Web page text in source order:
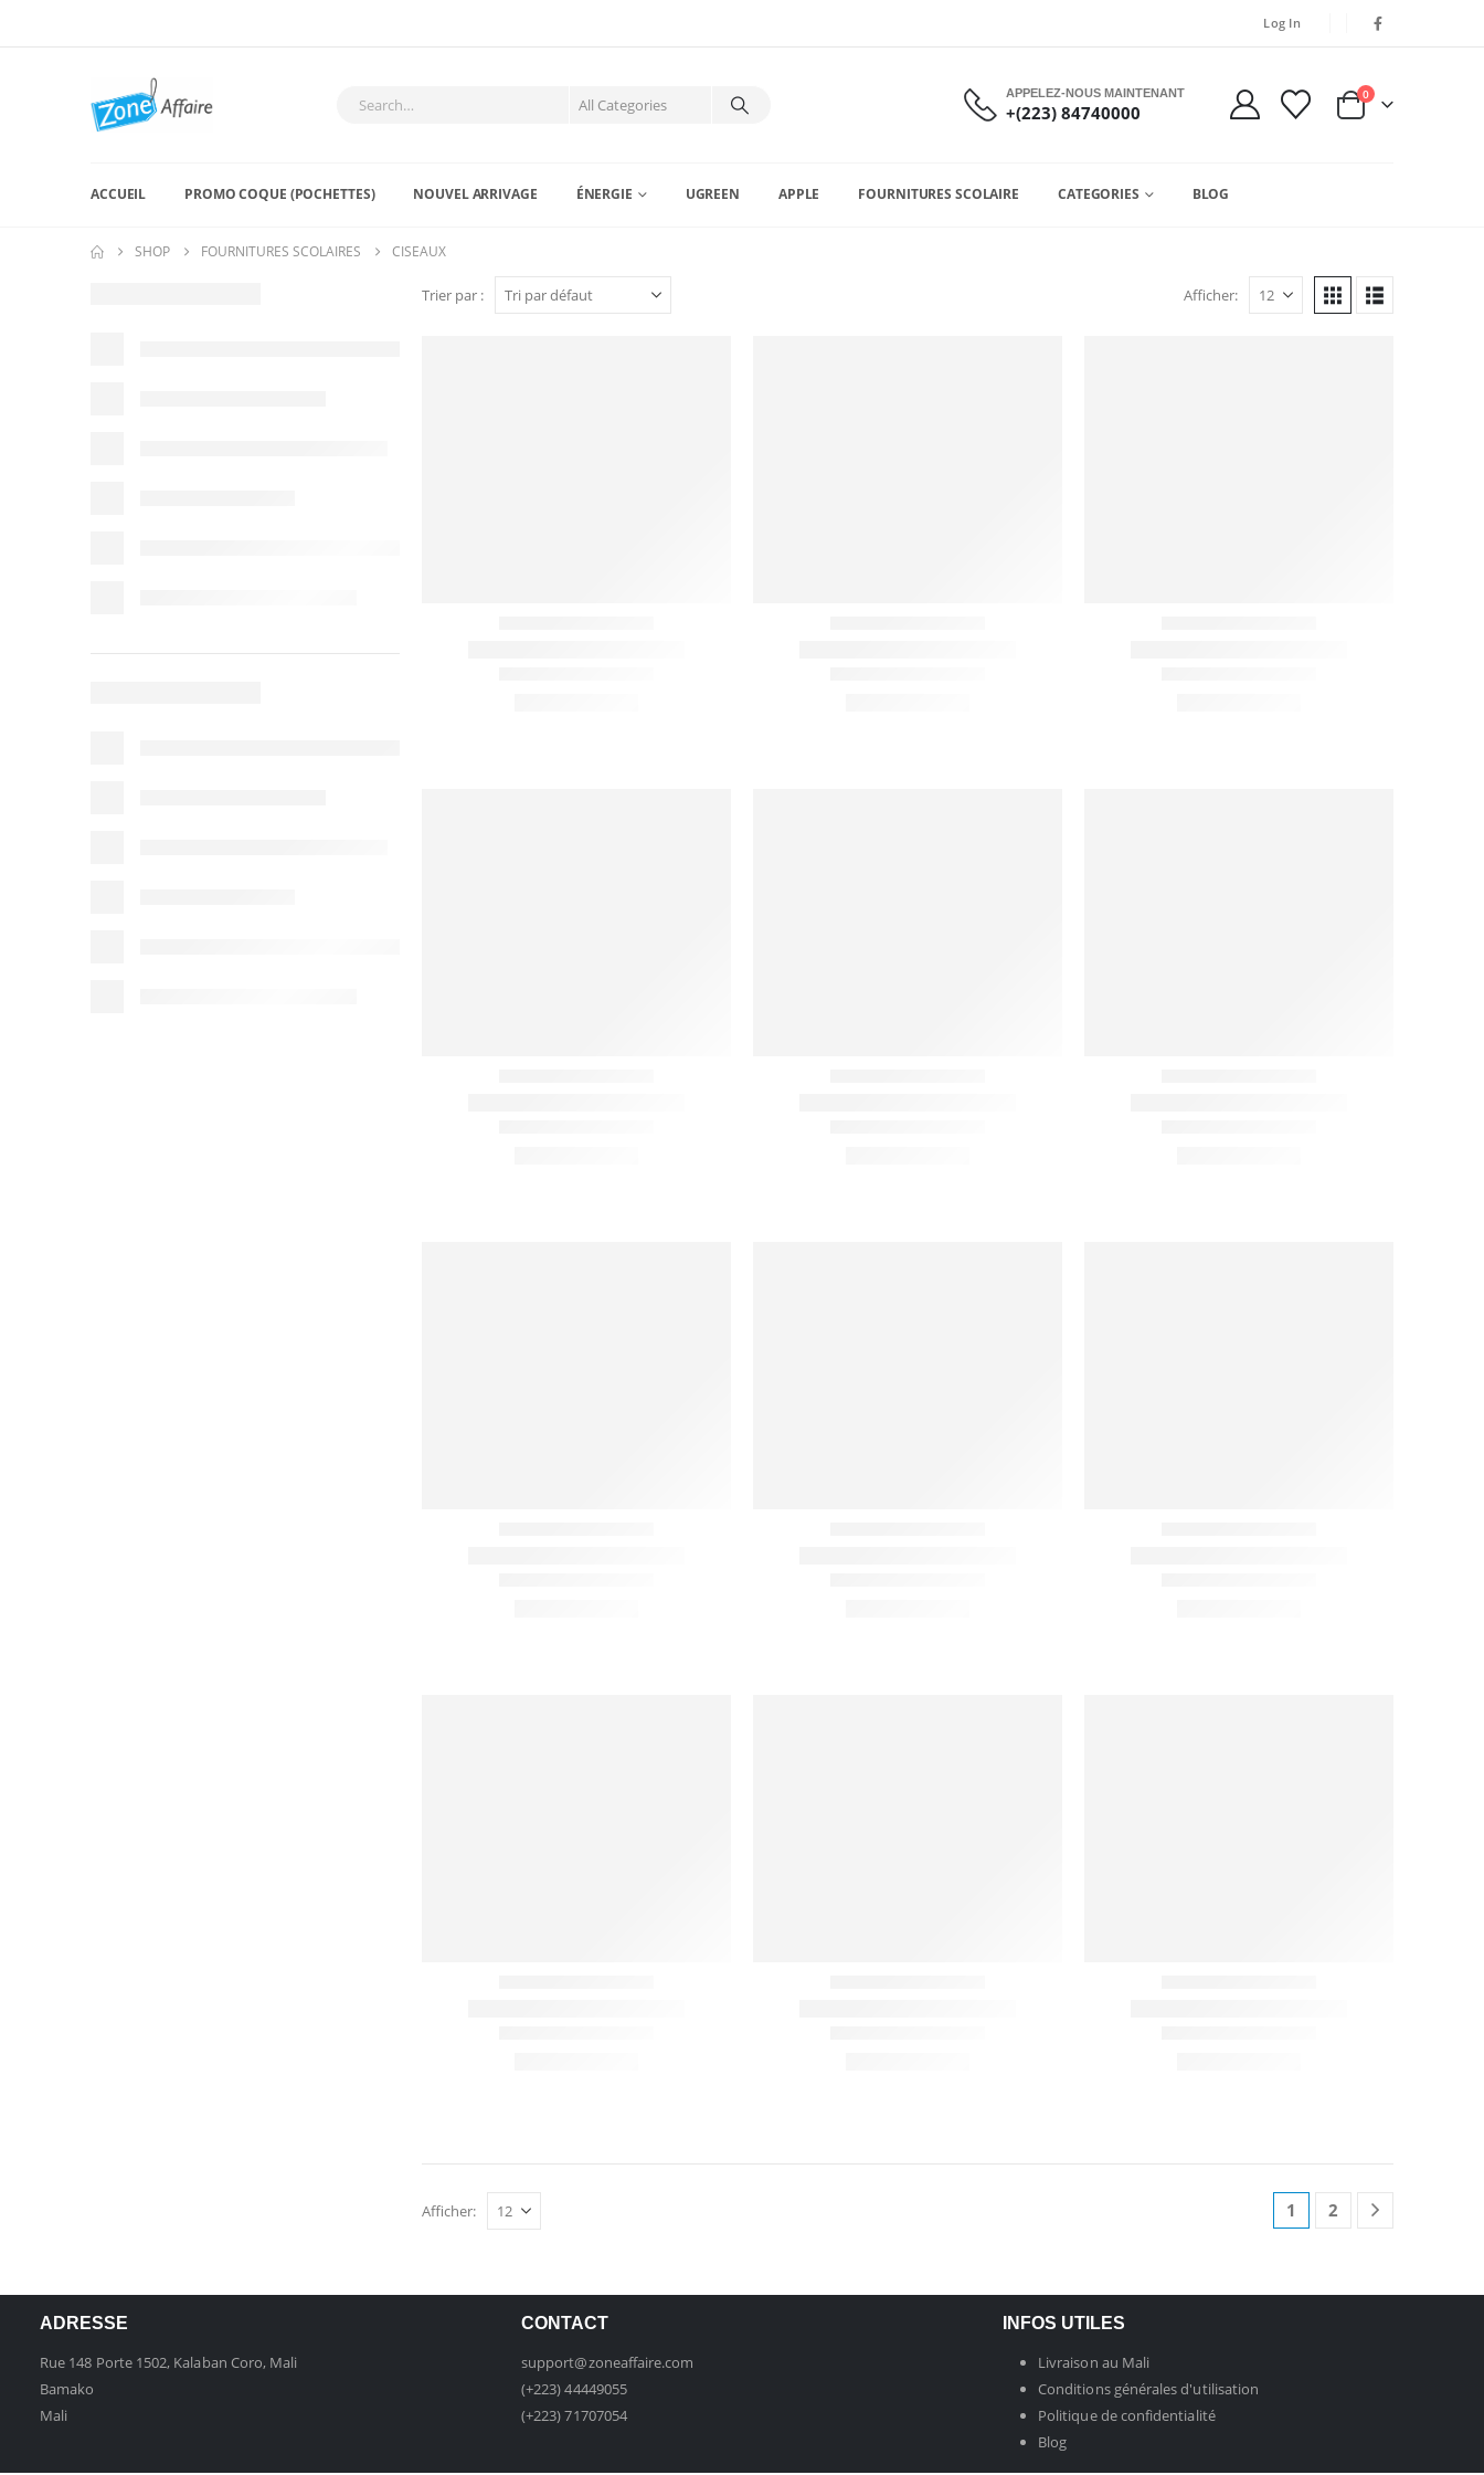
Log In
APPELEZ-NOUS MAINTENANT
+(223) 84740000
0
ACCUEIL PROMO COQUE (POCHETTES) NOUVEL ARRIVAGE ÉNERGIE UGREEN APPLE FOURNITURES SCOLAIRE CATEGORIES BLOG
SHOP FOURNITURES SCOLAIRES CISEAUX
Trier par : Afficher:
Afficher: 1 2
ADRESSE
Rue 148 Porte 1502, Kalaban Coro, Mali
Bamako
Mali
CONTACT
support@zoneaffaire.com
(+223) 44449055
(+223) 71707054
INFOS UTILES
Livraison au Mali
Conditions générales d'utilisation
Politique de confidentialité
Blog